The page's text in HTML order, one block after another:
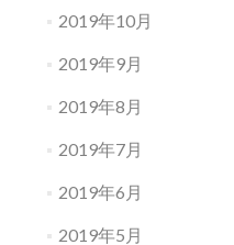
2019年10月
2019年9月
2019年8月
2019年7月
2019年6月
2019年5月